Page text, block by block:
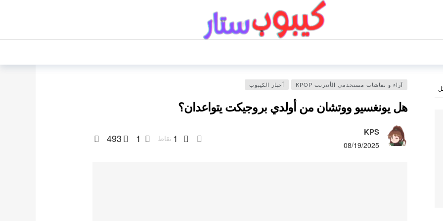
آراء و نقاشات مستخدمي الأنترنت KPOP أخبار الكيبوب
هل يونغسيو ووتشان من أولدي بروجيكت يتواعدان؟
KPS
08/19/2025
1 نقاط 1
493